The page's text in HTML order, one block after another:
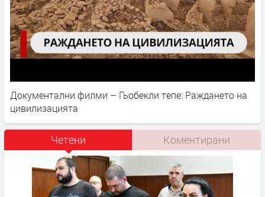
Документални филми – Гьобекли тепе: Раждането на
цивилизацията
Четени Коментирани